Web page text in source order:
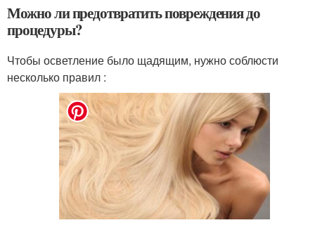
Можно ли предотвратить повреждения до
процедуры?
Чтобы осветление было щадящим, нужно соблюсти
несколько правил :